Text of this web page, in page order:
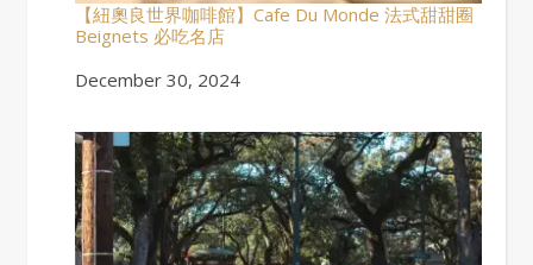
【紐奧良世界咖啡館】Cafe Du Monde 法式甜甜圈
Beignets 必吃名店
Date
December 30, 2024